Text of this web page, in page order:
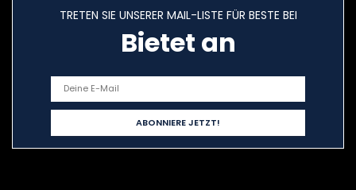
TRETEN SIE UNSERER MAIL-LISTE FÜR BESTE BEI
Bietet an